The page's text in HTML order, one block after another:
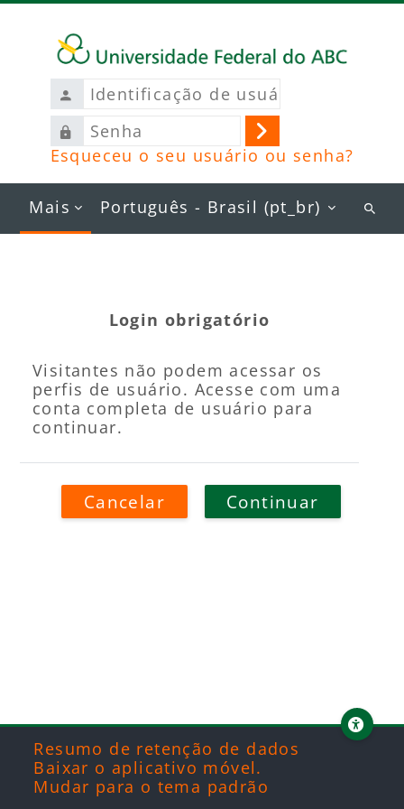
Ir para o conteúdo principal
Identificação
de
usuário
Senha
Acessar
Esqueceu o seu usuário ou senha?
Mais Português - Brasil ‎(pt_br)‎
Login obrigatório
Visitantes não podem acessar os
perfis de usuário. Acesse com uma
conta completa de usuário para
continuar.
Cancelar Continuar
Resumo de retenção de dados
Baixar o aplicativo móvel.
Mudar para o tema padrão